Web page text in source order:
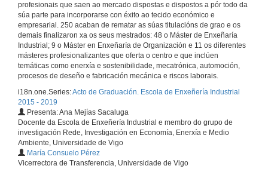
profesionais que saen ao mercado dispostas e dispostos a pór todo da
súa parte para incorporarse con éxito ao tecido económico e
empresarial. 250 acaban de rematar as súas titulacións de grao e os
demais finalizaron xa os seus mestrados: 48 o Máster de Enxeñaría
Industrial; 9 o Máster en Enxeñaría de Organización e 11 os diferentes
másteres profesionalizantes que oferta o centro e que inclúen
temáticas como enerxía e sostenibilidade, mecatrónica, automoción,
procesos de deseño e fabricación mecánica e riscos laborais.
i18n.one.Series:Acto de Graduación. Escola de Enxeñería Industrial
2015 - 2019
Presenta: Ana Mejías Sacaluga
Docente da Escola de Enxeñería Industrial e membro do grupo de
investigación Rede, Investigación en Economía, Enerxía e Medio
Ambiente, Universidade de Vigo
María Consuelo Pérez
Vicerrectora de Transferencia, Universidade de Vigo
29 de maio de 2019
Entrega de Diplomas e Distincións os alumnos e alumnas
29 de maio de 2019
29 de maio de 2019
Parte1